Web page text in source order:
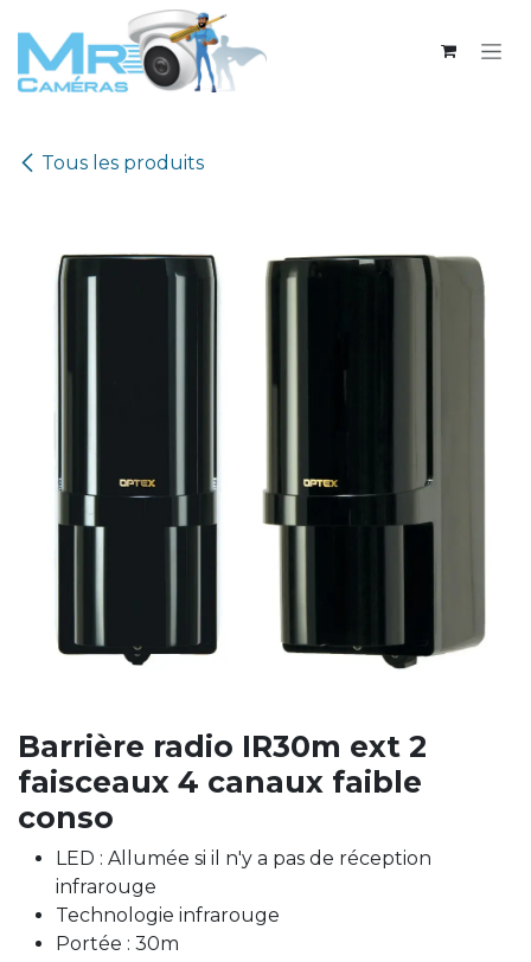
Se rendre au contenu
Tous les produits
Barrière radio IR30m ext 2
faisceaux 4 canaux faible
conso
LED : Allumée si il n'y a pas de réception
infrarouge
Technologie infrarouge
Portée : 30m